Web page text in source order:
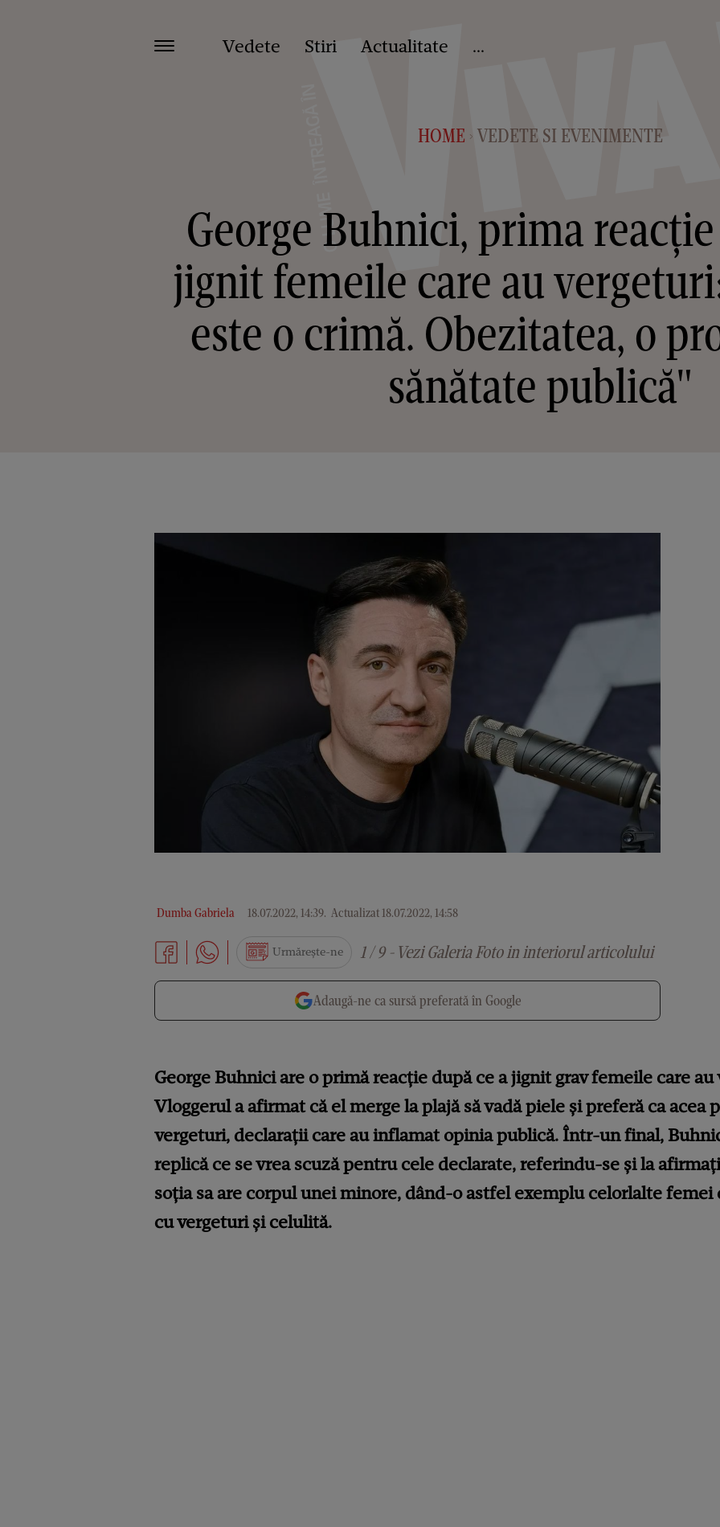
Vedete Stiri Actualitate ...
HOME > VEDETE SI EVENIMENTE
George Buhnici, prima
jignit femeile care au
este o crimă. Obezitatea, o
sănătate publică"
Dumba Gabriela 18.07.2022, 14:39. Actualizat 18.07.2022, 14:58
Urmărește-ne 1 / 9 - Vezi Galeria Foto in interiorul articolului
Adaugă-ne ca sursă preferată în Google
George Buhnici are o primă reacție după ce a jignit grav femeile care au
Vloggerul a afirmat că el merge la plajă să vadă piele și preferă ca acea
vergeturi, declarații care au inflamat opinia publică. Într-un final,
replică ce se vrea scuză pentru cele declarate, referindu-se și la
soția sa are corpul unei minore, dând-o astfel exemplu celorlalte femei
cu vergeturi și celulită.